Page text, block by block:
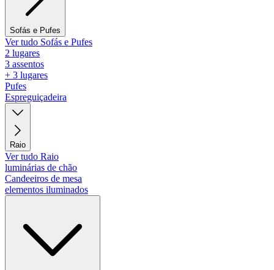
Sofás e Pufes
Ver tudo Sofás e Pufes
2 lugares
3 assentos
+ 3 lugares
Pufes
Espreguiçadeira
Raio
Ver tudo Raio
luminárias de chão
Candeeiros de mesa
elementos iluminados